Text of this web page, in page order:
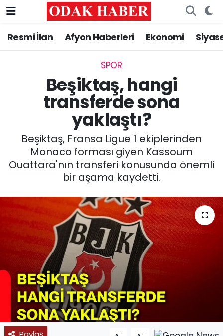
Resmi İlan Afyon Haberleri Ekonomi
SPOR
Beşiktaş, hangi
transferde sona
yaklaştı?
Beşiktaş, Fransa Ligue 1 ekiplerinden
Monaco forması giyen Kassoum
Ouattara'nın transferi konusunda önemli
bir aşama kaydetti.
Paylaş - +
AFYONKARAHİSAR HABERLERİ
ASAYİŞ
SİYASET
EĞİTİM
SAĞLIK
SPOR
11:11 MANŞET
Nöbetçi Eczaneler
Trafik Durumu
Süper Lig Puan Durumu ve Fikstür
Tüm Manşetler
Son Dakika Haberleri